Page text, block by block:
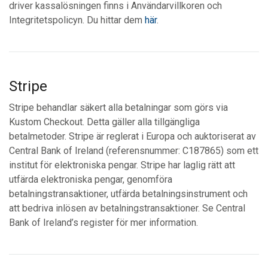
driver kassalösningen finns i Användarvillkoren och
Integritetspolicyn. Du hittar dem här.
Stripe
Stripe behandlar säkert alla betalningar som görs via
Kustom Checkout. Detta gäller alla tillgängliga
betalmetoder. Stripe är reglerat i Europa och auktoriserat av
Central Bank of Ireland (referensnummer: C187865) som ett
institut för elektroniska pengar. Stripe har laglig rätt att
utfärda elektroniska pengar, genomföra
betalningstransaktioner, utfärda betalningsinstrument och
att bedriva inlösen av betalningstransaktioner. Se Central
Bank of Ireland’s register för mer information.